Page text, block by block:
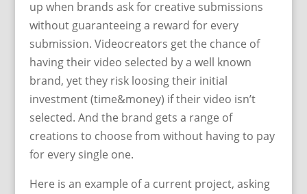
up when brands ask for creative submissions
without guaranteeing a reward for every
submission. Videocreators get the chance of
having their video selected by a well known
brand, yet they risk loosing their initial
investment (time&money) if their video isn’t
selected. And the brand gets a range of
creations to choose from without having to pay
for every single one.
Here is an example of a current project, asking